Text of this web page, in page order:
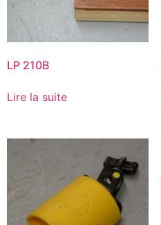
LP 210B
Lire la suite